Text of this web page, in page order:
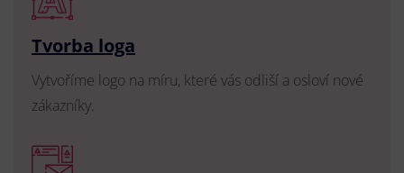
Tvorba loga
Vytvoříme logo na míru, které vás odliší a osloví nové
zákazníky.